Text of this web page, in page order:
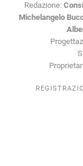
Redazione:
Michelangelo